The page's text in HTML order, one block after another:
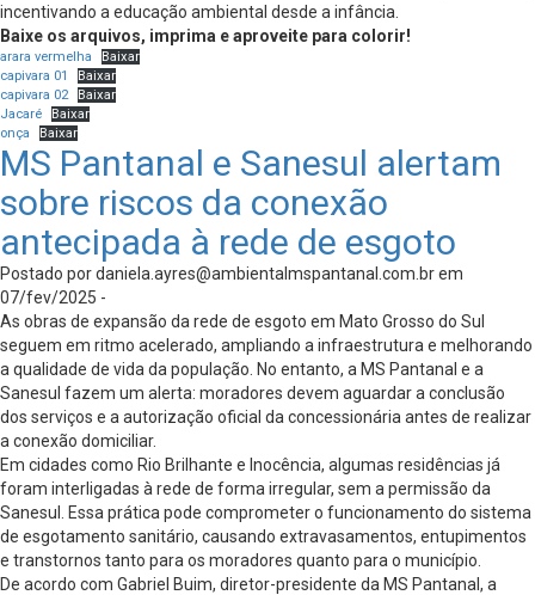
incentivando a educação ambiental desde a infância.
Baixe os arquivos, imprima e aproveite para colorir!
arara vermelha
Baixar
capivara 01
Baixar
capivara 02
Baixar
Jacaré
Baixar
onça
Baixar
MS Pantanal e Sanesul alertam
sobre riscos da conexão
antecipada à rede de esgoto
Postado pordaniela.ayres@ambientalmspantanal.com.brem
07/fev/2025 -
As obras de expansão da rede de esgoto em Mato Grosso do Sul
seguem em ritmo acelerado, ampliando a infraestrutura e melhorando
a qualidade de vida da população. No entanto, a MS Pantanal e a
Sanesul fazem um alerta: moradores devem aguardar a conclusão
dos serviços e a autorização oficial da concessionária antes de realizar
a conexão domiciliar.
Em cidades como Rio Brilhante e Inocência, algumas residências já
foram interligadas à rede de forma irregular, sem a permissão da
Sanesul. Essa prática pode comprometer o funcionamento do sistema
de esgotamento sanitário, causando extravasamentos, entupimentos
e transtornos tanto para os moradores quanto para o município.
De acordo com Gabriel Buim, diretor-presidente da MS Pantanal, a